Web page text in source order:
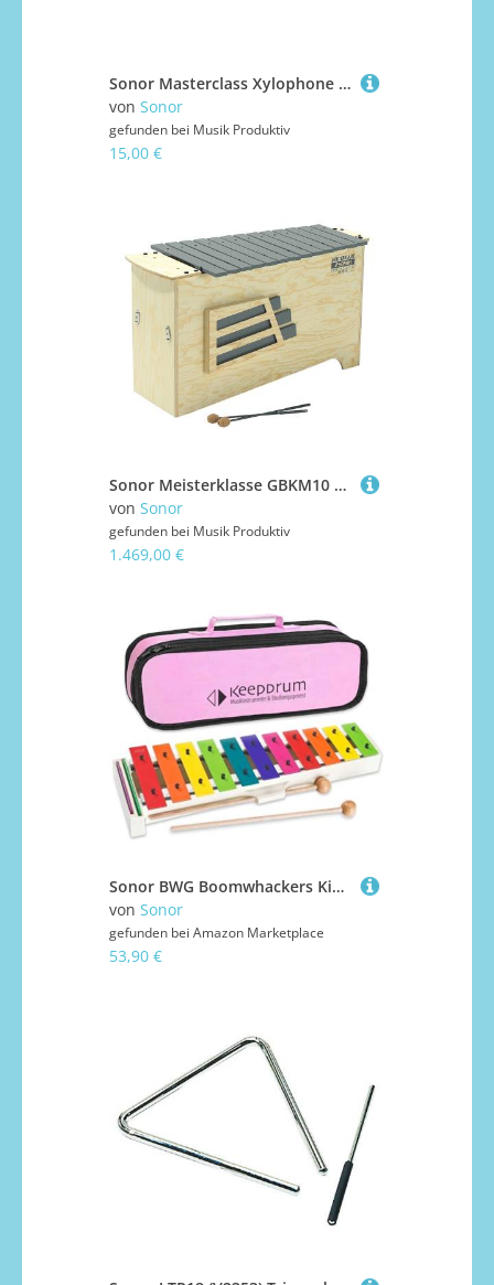
Sonor Masterclass Xylophone Sound Bar cis3 Orff Zubehör
von Sonor
gefunden bei Musik Produktiv
15,00 €
Sonor Meisterklasse GBKM10 Metallophon
von Sonor
gefunden bei Musik Produktiv
1.469,00 €
Sonor BWG Boomwhackers Kinder Glockenspiel + keepdrum MB01-PK Tasche Pink
von Sonor
gefunden bei Amazon Marketplace
53,90 €